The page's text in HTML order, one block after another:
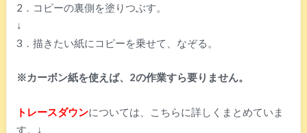
2．コピーの裏側を塗りつぶす。
↓
3．描きたい紙にコピーを乗せて、なぞる。
※カーボン紙を使えば、2の作業すら要りません。
トレースダウンについては、こちらに詳しくまとめていま
す。↓